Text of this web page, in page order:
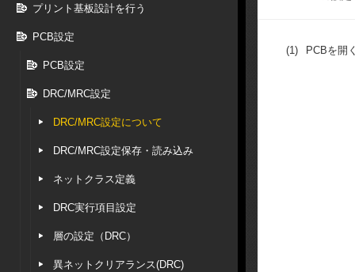
プリント基板設計を行う
PCB設定
PCB設定
DRC/MRC設定
DRC/MRC設定について
DRC/MRC設定保存・読み込み
ネットクラス定義
DRC実行項目設定
層の設定（DRC）
異ネットクリアランス(DRC)
(1) PCBを開